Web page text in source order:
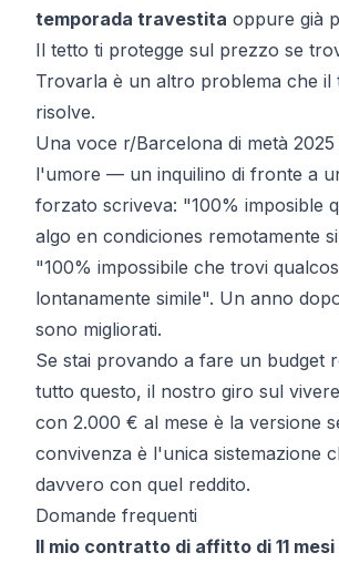
temporada travestita oppure già
Il tetto ti protegge sul prezzo se
Trovarla è un altro problema che il
risolve.
Una voce r/Barcelona di metà
l'umore — un inquilino di fronte a
forzato scriveva: "100% imposible
algo en condiciones remotamente
"100% impossibile che trovi
lontanamente simile". Un anno
sono migliorati.
Se stai provando a fare un budget
tutto questo, il nostro giro sul
con 2.000 € al mese è la versione
convivenza è l'unica sistemazione
davvero con quel reddito.
Domande frequenti
Il mio contratto di affitto di 11